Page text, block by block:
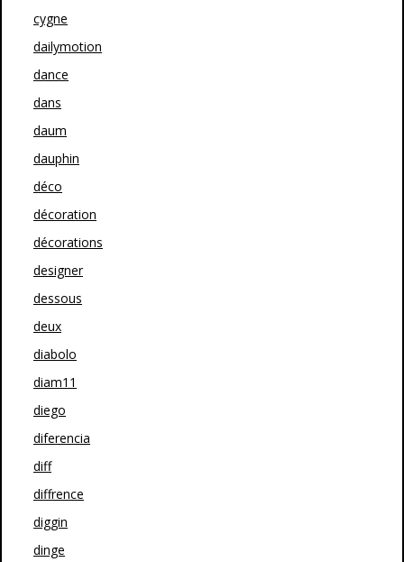
cygne
dailymotion
dance
dans
daum
dauphin
déco
décoration
décorations
designer
dessous
deux
diabolo
diam11
diego
diferencia
diff
diffrence
diggin
dinge